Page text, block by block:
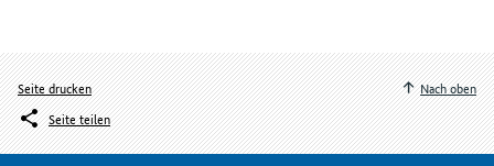
Seite drucken
Seite teilen
Nach oben